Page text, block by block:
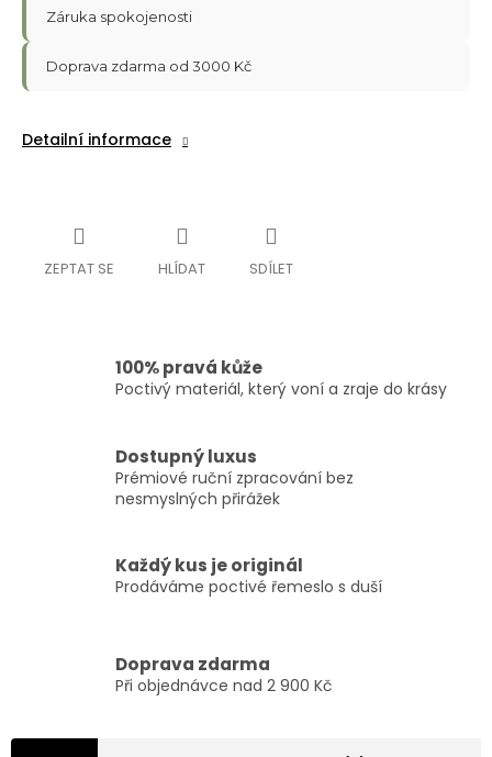
Záruka spokojenosti
Doprava zdarma od 3000 Kč
Detailní informace
ZEPTAT SE HLÍDAT SDÍLET
100% pravá kůže
Poctivý materiál, který voní a zraje do krásy
Dostupný luxus
Prémiové ruční zpracování bez
nesmyslných přirážek
Každý kus je originál
Prodáváme poctivé řemeslo s duší
Doprava zdarma
Při objednávce nad 2 900 Kč